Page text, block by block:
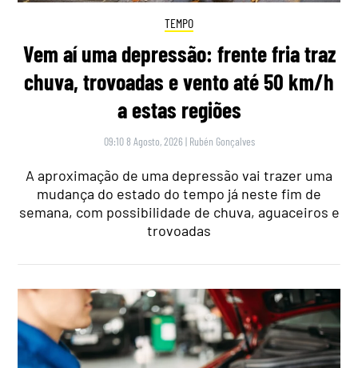
TEMPO
Vem aí uma depressão: frente fria traz
chuva, trovoadas e vento até 50 km/h
a estas regiões
09:10 8 Agosto, 2026 | Rubén Gonçalves
A aproximação de uma depressão vai trazer uma
mudança do estado do tempo já neste fim de
semana, com possibilidade de chuva, aguaceiros e
trovoadas